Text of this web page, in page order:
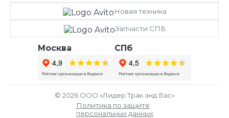
Новая техника
Запчасти СПБ
Москва СПб
© 2026 ООО «Лидер Трак энд Бас»
Политика по защите
персональных данных